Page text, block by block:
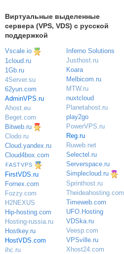
Виртуальные выделенные
сервера (VPS, VDS) с русской
поддержкой
Vscale.io
1cloud.ru
1Gb.ru
4Server.su
62yun.com
AdminVPS.ru
Ahost.eu
Beget.com
Bitweb.ru
Clodo.ru
Cloud.yandex.ru
Cloud4box.com
FASTVPS
FirstVDS.ru
Fornex.com
Fozzy.com
H2NEXUS
Hip-hosting.com
Hosting-russia.ru
Hostkey.ru
HostVDS.com
ihc.ru
Inferno Solutions
Justhost.ru
Koara
Melbicom.ru
MTW.ru
nuxtcloud
Planetahost.ru
play2go
PowerVPS.ru
Reg.ru
Ruweb.net
Selectel.ru
Serverspace.ru
Simplecloud.ru
Sprinthost.ru
Theideahosting.com
Timeweb.com
UFO.Hosting
VDSka.ru
Veesp.com
VPSville.ru
Xhost24.com